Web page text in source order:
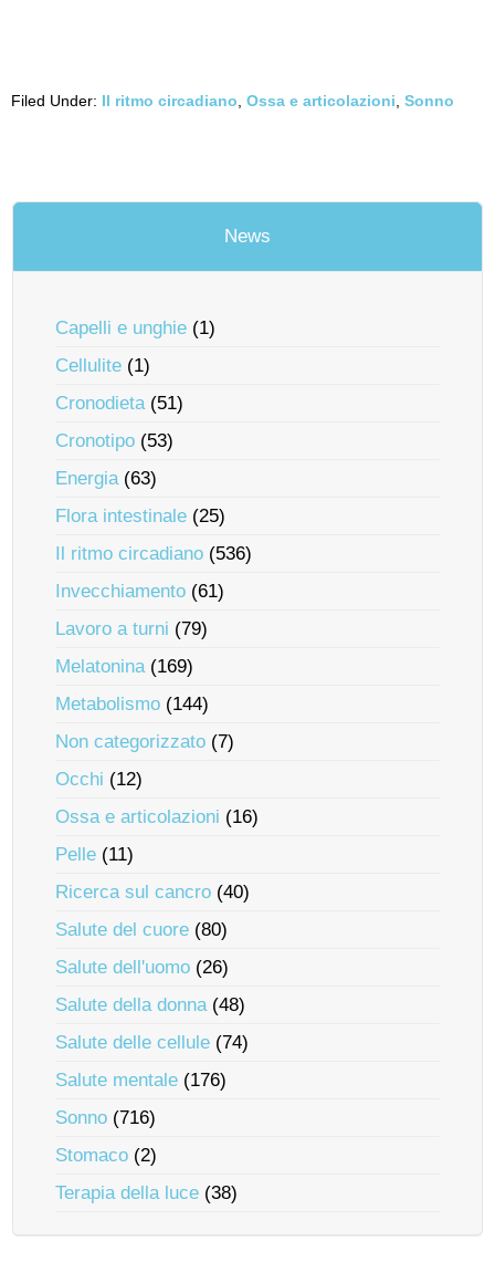
Filed Under: Il ritmo circadiano Ossa e articolazioni Sonno
News
Capelli e unghie (1)
Cellulite (1)
Cronodieta(51)
Cronotipo (53)
Energia(63)
Flora intestinale (25)
Il ritmo circadiano (536)
Invecchiamento (61)
Lavoro a turni (79)
Melatonina(169)
Metabolismo (144)
Non categorizzato (7)
Occhi (12)
Ossa e articolazioni (16)
Pelle (11)
Ricerca sul cancro (40)
Salute del cuore (80)
Salute dell'uomo (26)
Salute della donna(48)
Salute delle cellule (74)
Salute mentale (176)
Sonno (716)
Stomaco (2)
Terapia della luce (38)